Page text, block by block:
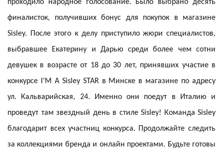
проходило народное голосование. Было выбрано десять
финалисток, получивших бонус для покупок в магазине
Sisley. После этого к делу приступило жюри специалистов,
выбравшее Екатерину и Дарью среди более чем сотни
девушек в возрасте от 18 до 30 лет, принявших участие в
конкурсе I’M A Sisley STAR в Минске в магазине по адресу
ул. Кальварийская, 24. Именно они поедут в Италию и
проведут там звездный день в стиле Sisley! Команда Sisley
благодарит всех участниц конкурса. Продолжайте следить
за коллекциями бренда и онлайн проектами. Будьте готовы